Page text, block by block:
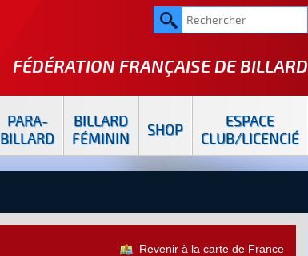
FÉDÉRATION FRANÇAISE DEBILLARD
PARA-
BILLARD
BILLARD
FÉMININ
SHOP
ESPACE
CLUB/LICENCIÉ
Revenir à la carte de France